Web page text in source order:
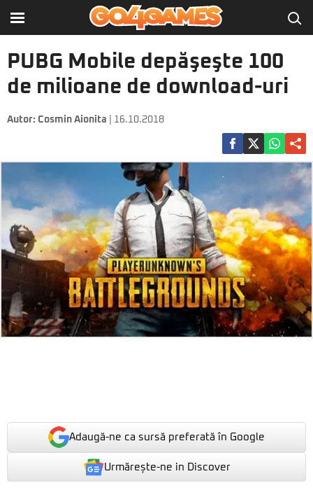
PUBG Mobile depăşeşte 100
de milioane de download-uri
Autor: Cosmin Aionita | 16.10.2018
Adaugă-ne ca sursă preferată în Google
Urmărește-ne in Discover